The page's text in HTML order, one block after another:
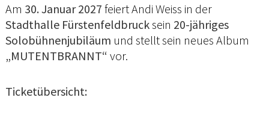
Am 30. Januar 2027 feiert Andi Weiss in der
Stadthalle Fürstenfeldbrucksein 20-jähriges
Solobühnenjubiläum und stellt sein neues Album
„MUTENTBRANNT“ vor.
Ticketübersicht: